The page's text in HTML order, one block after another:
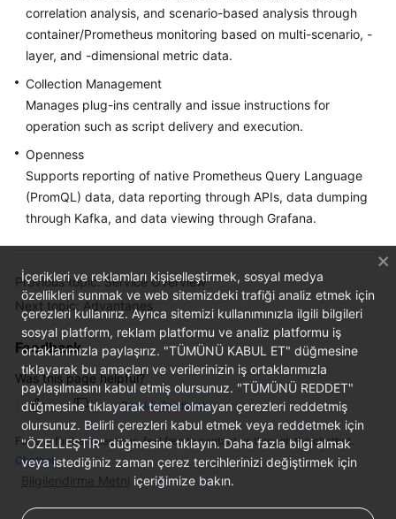
FAQs
Videos
AOM
1.0
More
Documents
Reference
Glossary
Shared
Responsibilities
Service
Level
Agreement
correlation analysis, and scenario-based analysis through
container/Prometheus monitoring based on multi-scenario, -
layer, and -dimensional metric data.
Collection Management
Manages plug-ins centrally and issue instructions for
operation such as script delivery and execution.
Openness
Supports reporting of native Prometheus Query Language
(PromQL) data, data reporting through APIs, data dumping
through Kafka, and data viewing through Grafana.
Previous topic: Service Overview
Next topic: Advantages
Feedback
Was this page helpful?
Provide feedback
For any further questions, feel free to contact us through the chatbot.
Chatbot
İçerikleri ve reklamları kişiselleştirmek, sosyal medya
özellikleri sunmak ve web sitemizdeki trafiği analiz etmek için
çerezleri kullanırız. Ayrıca sitemizi kullanımınızla ilgili bilgileri
sosyal platform, reklam platformu ve analiz platformu iş
ortaklarımızla paylaşırız. "TÜMÜNÜ KABUL ET" düğmesine
tıklayarak bu amaçları ve verilerinizin iş ortaklarımızla
paylaşılmasını kabul etmiş olursunuz. "TÜMÜNÜ REDDET"
düğmesine tıklayarak temel olmayan çerezleri reddetmiş
olursunuz. Belirli çerezleri kabul etmek veya reddetmek için
"ÖZELLEŞTİR" düğmesine tıklayın. Daha fazla bilgi almak
veya istediğiniz zaman çerez tercihlerinizi değiştirmek için
Bilgilendirme Metni içeriğimize bakın.